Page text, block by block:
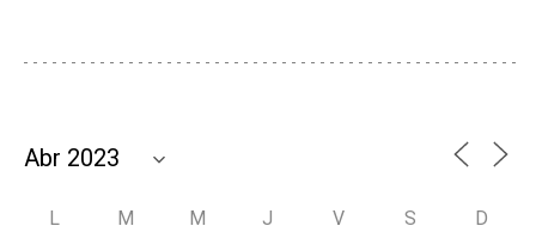
L M M J V S D